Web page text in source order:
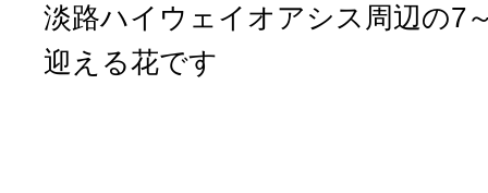
淡路ハイウェイオアシス周辺の7
迎える花です